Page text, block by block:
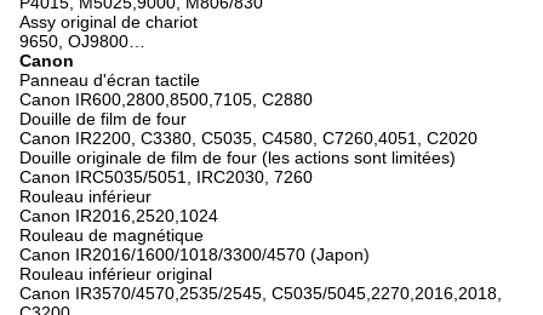
Assy original de chariot
9650, OJ9800…
Canon
Panneau d'écran tactile
Canon IR600,2800,8500,7105, C2880
Douille de film de four
Canon IR2200, C3380, C5035, C4580, C7260,4051, C2020
Douille originale de film de four (les actions sont limitées)
Canon IRC5035/5051, IRC2030, 7260
Rouleau inférieur
Canon IR2016,2520,1024
Rouleau de magnétique
Canon IR2016/1600/1018/3300/4570 (Japon)
Rouleau inférieur original
Canon IR3570/4570,2535/2545, C5035/5045,2270,2016,2018,